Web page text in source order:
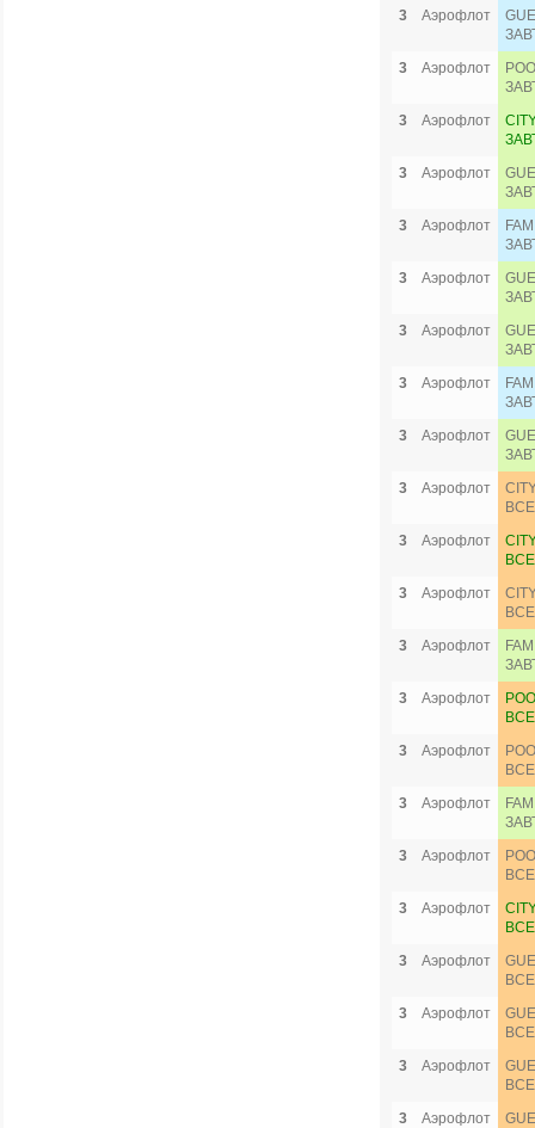
3
Аэрофлот
3
Аэрофлот
3
Аэрофлот
3
Аэрофлот
3
Аэрофлот
3
Аэрофлот
3
Аэрофлот
3
Аэрофлот
3
Аэрофлот
3
Аэрофлот
3
Аэрофлот
3
Аэрофлот
3
Аэрофлот
3
Аэрофлот
3
Аэрофлот
3
Аэрофлот
3
Аэрофлот
3
Аэрофлот
3
Аэрофлот
3
Аэрофлот
3
Аэрофлот
3
Аэрофлот